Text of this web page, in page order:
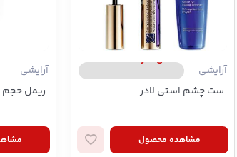
آرایشی
استی لادر | Estee Lauder
ست چشم استی لادر
مشاهده محصول
آرایشی
ریمل حجم